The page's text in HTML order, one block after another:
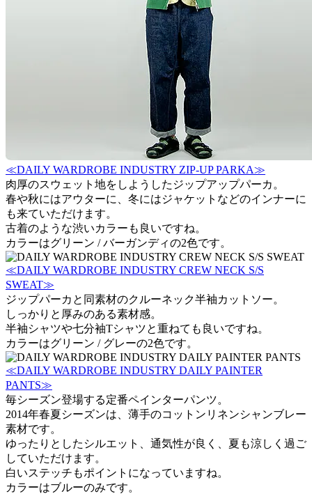
≪DAILY WARDROBE INDUSTRY ZIP-UP PARKA≫
肉厚のスウェット地をしようしたジップアップパーカ。
春や秋にはアウターに、冬にはジャケットなどのインナーに
も来ていただけます。
古着のような渋いカラーも良いですね。
カラーはグリーン / バーガンディの2色です。
≪DAILY WARDROBE INDUSTRY CREW NECK S/S
SWEAT≫
ジップパーカと同素材のクルーネック半袖カットソー。
しっかりと厚みのある素材感。
半袖シャツや七分袖Tシャツと重ねても良いですね。
カラーはグリーン / グレーの2色です。
≪DAILY WARDROBE INDUSTRY DAILY PAINTER
PANTS≫
毎シーズン登場する定番ペインターパンツ。
2014年春夏シーズンは、薄手のコットンリネンシャンブレー
素材です。
ゆったりとしたシルエット、通気性が良く、夏も涼しく過ご
していただけます。
白いステッチもポイントになっていますね。
カラーはブルーのみです。